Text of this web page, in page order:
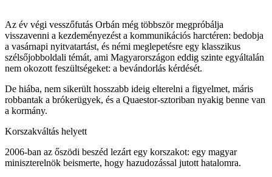
Az év végi vesszőfutás Orbán még többször megpróbálja
visszavenni a kezdeményezést a kommunikációs harctéren: bedobja
a vasárnapi nyitvatartást, és némi meglepetésre egy klasszikus
szélsőjobboldali témát, ami Magyarországon eddig szinte egyáltalán
nem okozott feszültségeket: a bevándorlás kérdését.
De hiába, nem sikerült hosszabb ideig elterelni a figyelmet, máris
robbantak a brókerügyek, és a Quaestor-sztoriban nyakig benne van
a kormány.
Korszakváltás helyett
2006-ban az őszödi beszéd lezárt egy korszakot: egy magyar
miniszterelnök beismerte, hogy hazudozással jutott hatalomra.